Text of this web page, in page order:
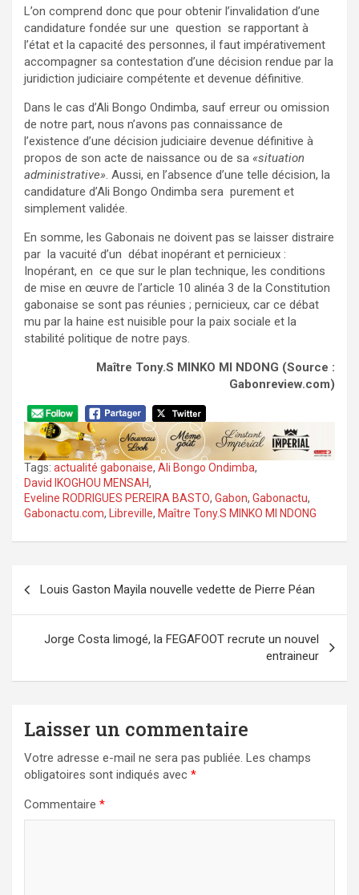
L’on comprend donc que pour obtenir l’invalidation d’une
candidature fondée sur une question se rapportant à
l’état et la capacité des personnes, il faut impérativement
accompagner sa contestation d’une décision rendue par la
juridiction judiciaire compétente et devenue définitive.
Dans le cas d’Ali Bongo Ondimba, sauf erreur ou omission
de notre part, nous n’avons pas connaissance de
l’existence d’une décision judiciaire devenue définitive à
propos de son acte de naissance ou de sa «situation
administrative». Aussi, en l’absence d’une telle décision, la
candidature d’Ali Bongo Ondimba sera purement et
simplement validée.
En somme, les Gabonais ne doivent pas se laisser distraire
par la vacuité d’un débat inopérant et pernicieux :
Inopérant, en ce que sur le plan technique, les conditions
de mise en œuvre de l’article 10 alinéa 3 de la Constitution
gabonaise se sont pas réunies ; pernicieux, car ce débat
mu par la haine est nuisible pour la paix sociale et la
stabilité politique de notre pays.
Maître Tony.S MINKO MI NDONG (Source :
Gabonreview.com)
Tags: actualité gabonaise, Ali Bongo Ondimba,
David IKOGHOU MENSAH,
Eveline RODRIGUES PEREIRA BASTO, Gabon, Gabonactu,
Gabonactu.com, Libreville, Maître Tony.S MINKO MI NDONG
de
l’article
Louis Gaston Mayila nouvelle vedette de Pierre Péan
Jorge Costa limogé, la FEGAFOOT recrute un nouvel
entraineur
Laisser un commentaire
Votre adresse e-mail ne sera pas publiée. Les champs
obligatoires sont indiqués avec *
Commentaire *